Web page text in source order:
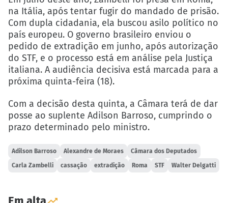
na Itália, após tentar fugir do mandado de prisão.
Com dupla cidadania, ela buscou asilo político no
país europeu. O governo brasileiro enviou o
pedido de extradição em junho, após autorização
do STF, e o processo está em análise pela Justiça
italiana. A audiência decisiva está marcada para a
próxima quinta-feira (18).
Com a decisão desta quinta, a Câmara terá de dar
posse ao suplente Adilson Barroso, cumprindo o
prazo determinado pelo ministro.
Adilson Barroso Alexandre de Moraes Câmara dos Deputados
Carla Zambelli cassação extradição Roma STF Walter Delgatti